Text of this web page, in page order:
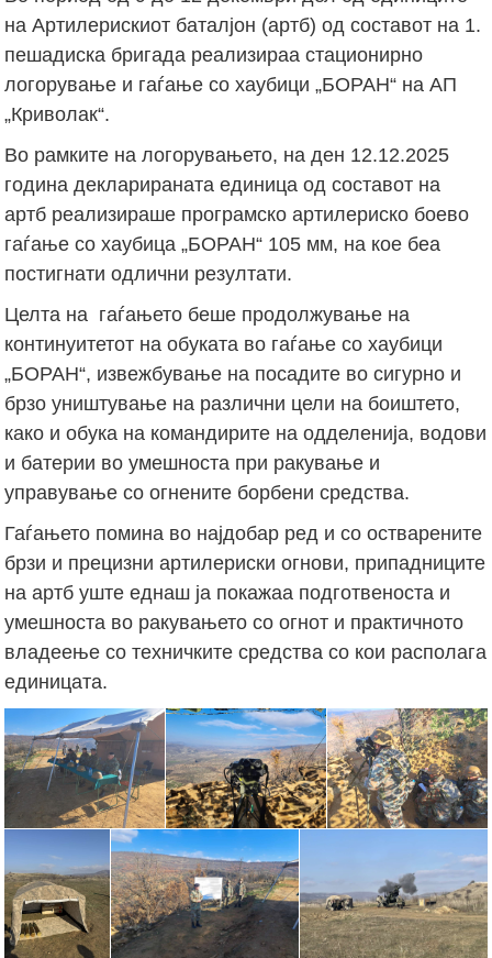
на Артилерискиот баталјон (артб) од составот на 1.
пешадиска бригада реализираа стационирно
логорување и гаѓање со хаубици „БОРАН“ на АП
„Криволак“.
Во рамките на логорувањето, на ден 12.12.2025
година декларираната единица од составот на
артб реализираше програмско артилериско боево
гаѓање со хаубица „БОРАН“ 105 мм, на кое беа
постигнати одлични резултати.
Целта на гаѓањето беше продолжување на
континуитетот на обуката во гаѓање со хаубици
„БОРАН“, извежбување на посадите во сигурно и
брзо уништување на различни цели на боиштето,
како и обука на командирите на одделенија, водови
и батерии во умешноста при ракување и
управување со огнените борбени средства.
Гаѓањето помина во најдобар ред и со остварените
брзи и прецизни артилериски огнови, припадниците
на артб уште еднаш ја покажаа подготвеноста и
умешноста во ракувањето со огнот и практичното
владеење со техничките средства со кои располага
единицата.